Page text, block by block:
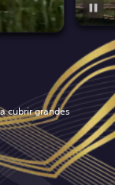
cubrir grandes